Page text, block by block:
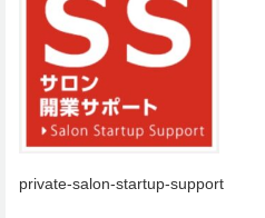
private-salon-startup-support